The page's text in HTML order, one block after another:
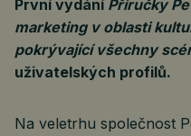
První vydání Příručky
marketing v oblasti
pokrývající všechny
uživatelských profilů.
Na veletrhu společnost